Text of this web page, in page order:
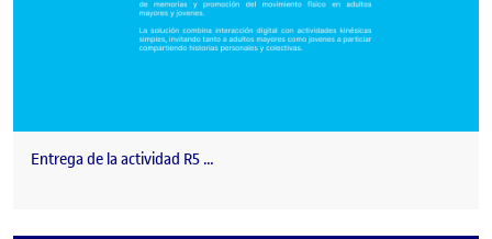
Entrega de la actividad R5 …